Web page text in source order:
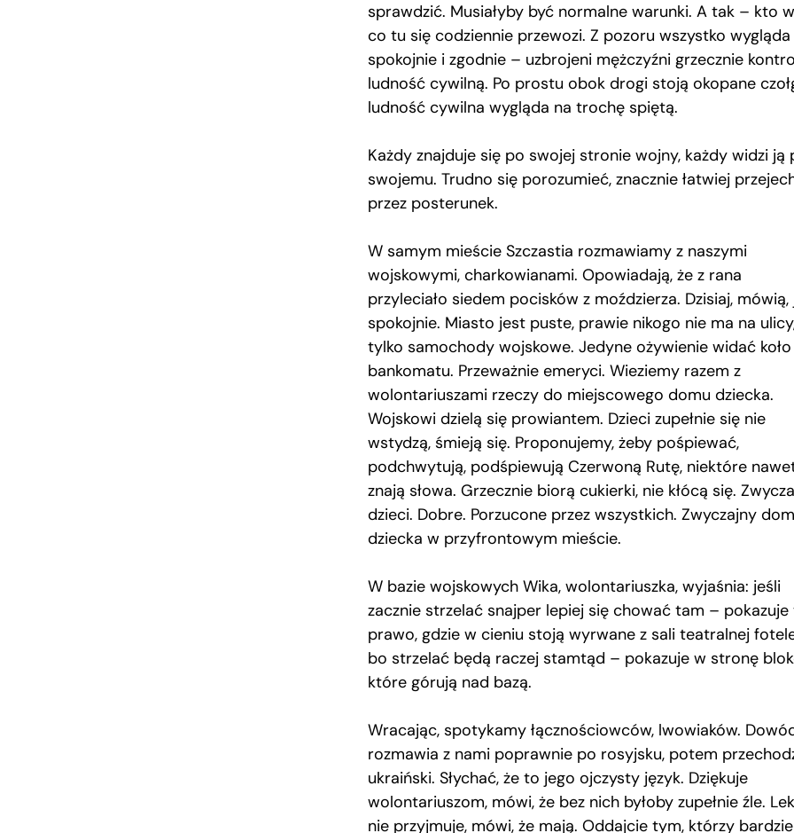
sprawdzić. Musiałyby być normalne warunki. A tak – kto
co tu się codziennie przewozi. Z pozoru wszystko wygląda
spokojnie i zgodnie – uzbrojeni mężczyźni grzecznie
ludność cywilną. Po prostu obok drogi stoją okopane
ludność cywilna wygląda na trochę spiętą.
Każdy znajduje się po swojej stronie wojny, każdy widzi ją
swojemu. Trudno się porozumieć, znacznie łatwiej
przez posterunek.
W samym mieście Szczastia rozmawiamy z naszymi
wojskowymi, charkowianami. Opowiadają, że z rana
przyleciało siedem pocisków z moździerza. Dzisiaj,
spokojnie. Miasto jest puste, prawie nikogo nie ma na
tylko samochody wojskowe. Jedyne ożywienie widać koło
bankomatu. Przeważnie emeryci. Wieziemy razem z
wolontariuszami rzeczy do miejscowego domu dziecka.
Wojskowi dzielą się prowiantem. Dzieci zupełnie się nie
wstydzą, śmieją się. Proponujemy, żeby pośpiewać,
podchwytują, podśpiewują Czerwoną Rutę, niektóre
znają słowa. Grzecznie biorą cukierki, nie kłócą się.
dzieci. Dobre. Porzucone przez wszystkich. Zwyczajny dom
dziecka w przyfrontowym mieście.
W bazie wojskowych Wika, wolontariuszka, wyjaśnia: jeśli
zacznie strzelać snajper lepiej się chować tam – pokazuje
prawo, gdzie w cieniu stoją wyrwane z sali teatralnej
bo strzelać będą raczej stamtąd – pokazuje w stronę
które górują nad bazą.
Wracając, spotykamy łącznościowców, lwowiaków.
rozmawia z nami poprawnie po rosyjsku, potem
ukraiński. Słychać, że to jego ojczysty język. Dziękuje
wolontariuszom, mówi, że bez nich byłoby zupełnie źle.
nie przyjmuje, mówi, że mają. Oddajcie tym, którzy